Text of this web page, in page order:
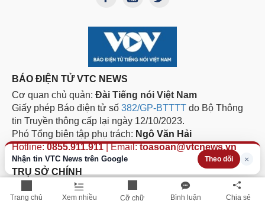
Trang chủ Xem nhiều Cỡ chữ Bình luận Chia sẻ
Nhận tin VTC News trên Google Theo dõi ×
BÁO ĐIỆN TỬ VTC NEWS
Cơ quan chủ quản: Đài Tiếng nói Việt Nam
Giấy phép Báo điện tử số 382/GP-BTTTT do Bộ Thông
tin Truyền thông cấp lại ngày 12/10/2023.
Phó Tổng biên tập phụ trách: Ngô Văn Hải
Hotline:0855.911.911| Email:toasoan@vtcnews.vn
TRỤ SỞ CHÍNH
Tầng 9, Trung tâm Phát thanh Quốc gia, Số 58 Quán Sứ,
phường Cửa Nam, thành phố Hà Nội